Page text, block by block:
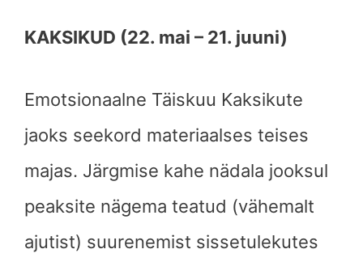
KAKSIKUD (22. mai – 21. juuni)
Emotsionaalne Täiskuu Kaksikute
jaoks seekord materiaalses teises
majas. Järgmise kahe nädala jooksul
peaksite nägema teatud (vähemalt
ajutist) suurenemist sissetulekutes